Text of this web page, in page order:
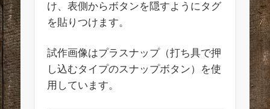
け、表側からボタンを隠すようにタグ
を貼りつけます。
試作画像はプラスナップ（打ち具で押
し込むタイプのスナップボタン）を使
用しています。